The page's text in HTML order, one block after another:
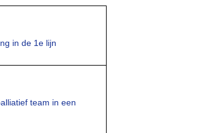
in de 1e lijn
team in een